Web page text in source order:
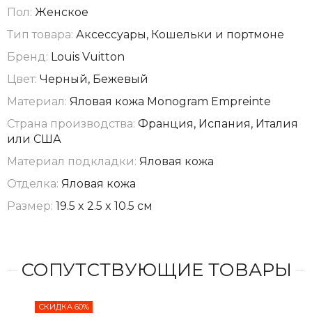
Пол: Женское
Тип товара: Аксессуары, Кошельки и портмоне
Бренд: Louis Vuitton
Цвет: Черный, Бежевый
Материал: Яловая кожа Monogram Empreinte
Страна производства: Франция, Испания, Италия
или США
Материал подкладки: Яловая кожа
Отделка: Яловая кожа
Размер: 19.5 x 2.5 x 10.5 см
СОПУТСТВУЮЩИЕ ТОВАРЫ
СКИДКА 60%